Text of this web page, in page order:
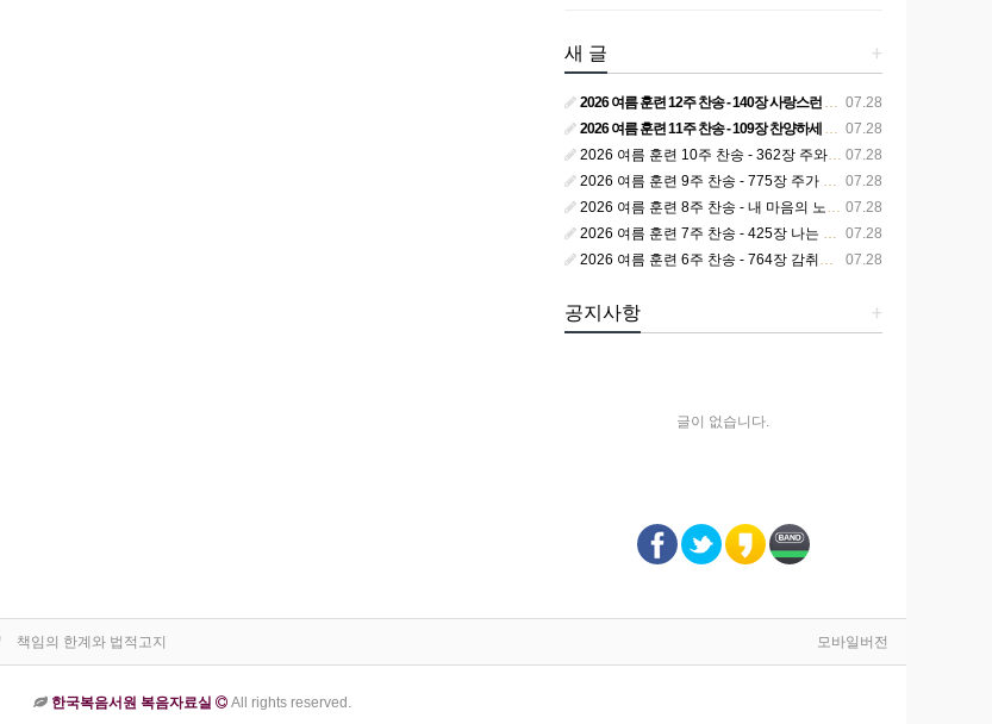
+
새 글
07.28
2026 여름 훈련 12주 찬송 - 140장 사랑스런 나의 신랑
07.28
2026 여름 훈련 11주 찬송 - 109장 찬양하세 주의 승리
07.28
2026 여름 훈련 10주 찬송 - 362장 주와 함께 못 박혀서
07.28
2026 여름 훈련 9주 찬송 - 775장 주가 구속하신 백성
07.28
2026 여름 훈련 8주 찬송 - 내 마음의 노래 393장 참 영광스런 우리 왕
07.28
2026 여름 훈련 7주 찬송 - 425장 나는 피조된 그릇
07.28
2026 여름 훈련 6주 찬송 - 764장 감취었던 비밀 나타났으니
+
공지사항
글이 없습니다.
책임의 한계와 법적고지 모바일버전
한국복음서원 복음자료실 All rights reserved.